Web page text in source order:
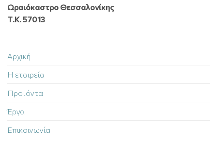
Ωραιόκαστρο Θεσσαλονίκης
Τ.Κ. 57013
Αρχική
Η εταιρεία
Προϊόντα
Έργα
Επικοινωνία